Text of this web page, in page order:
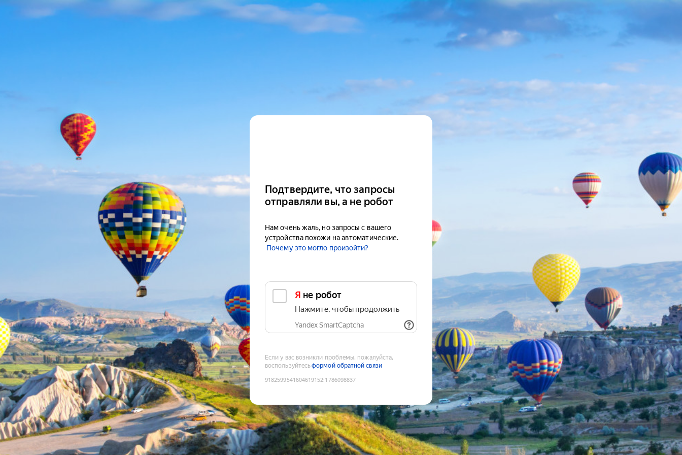
Подтвердите, что запросы
отправляли вы, а не робот
Нам очень жаль, но запросы с вашего
устройства похожи на автоматические.
Почему это могло произойти?
Я не робот
Нажмите, чтобы продолжить
Yandex SmartCaptcha
Если у вас возникли проблемы, пожалуйста,
воспользуйтесьформой обратной связи
9182599541604619152:1786098837